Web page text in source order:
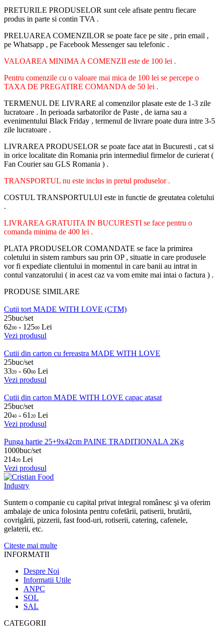
PRETURILE PRODUSELOR sunt cele afisate pentru fiecare
produs in parte si contin TVA .
PRELUAREA COMENZILOR se poate face pe site , prin email ,
pe Whatsapp , pe Facebook Messenger sau telefonic .
VALOAREA MINIMA A COMENZII este de 100 lei .
Pentru comenzile cu o valoare mai mica de 100 lei se percepe o
TAXA DE PREGATIRE COMANDA de 50 lei .
TERMENUL DE LIVRARE al comenzilor plasate este de 1-3 zile
lucratoare . In perioada sarbatorilor de Paste , de iarna sau a
evenimentului Black Friday , termenul de livrare poate dura intre 3-5
zile lucratoare .
LIVRAREA PRODUSELOR se poate face atat in Bucuresti , cat si
in orice localitate din Romania prin intermediul firmelor de curierat (
Fan Courier sau GLS Romania ) .
TRANSPORTUL nu este inclus in pretul produselor .
COSTUL TRANSPORTULUI este in functie de greutatea coletului
.
LIVRAREA GRATUITA IN BUCURESTI se face pentru o
comanda minima de 400 lei .
PLATA PRODUSELOR COMANDATE se face la primirea
coletului in sistem ramburs sau prin OP , situatie in care produsele
vor fi expediate clientului in momentul in care banii au intrat in
contul vanzatorului ( in acest caz va vom emite mai intai o factura ) .
PRODUSE SIMILARE
Cutii tort MADE WITH LOVE (CTM)
25buc/set
6200 - 12500 Lei
Vezi produsul
Cutii din carton cu fereastra MADE WITH LOVE
25buc/set
3320 - 6000 Lei
Vezi produsul
Cutii din carton MADE WITH LOVE capac atasat
25buc/set
2040 - 61 20 Lei
Vezi produsul
Punga hartie 25+9x42cm PAINE TRADITIONALA 2Kg
1000buc/set
21420 Lei
Vezi produsul
Suntem o companie cu capital privat integral românesc şi va oferim
ambalaje de unica folosinta pentru cofetării, patiserii, brutării,
covrigării, pizzerii, fast food-uri, rotiserii, catering, cafenele,
gelaterii, etc.
Citeste mai multe
INFORMATII
Despre Noi
Informatii Utile
ANPC
SOL
SAL
CATEGORII